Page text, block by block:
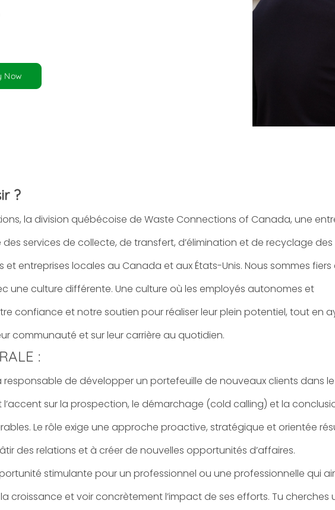
Now
?
la division québécoise de Waste Connections of Canada, une
services de collecte, de transfert, d’élimination et de recyclage des
entreprises locales au Canada et aux États-Unis. Nous sommes fiers
une culture différente. Une culture où les employés autonomes et
confiance et notre soutien pour réaliser leur plein potentiel, tout en
communauté et sur leur carrière au quotidien.
:
responsable de développer un portefeuille de nouveaux clients dans le
sur la prospection, le démarchage (cold calling) et la
Le rôle exige une approche proactive, stratégique et orientée
des relations et à créer de nouvelles opportunités d’affaires.
stimulante pour un professionnel ou une professionnelle qui
croissance et voir concrètement l’impact de ses efforts. Tu cherches